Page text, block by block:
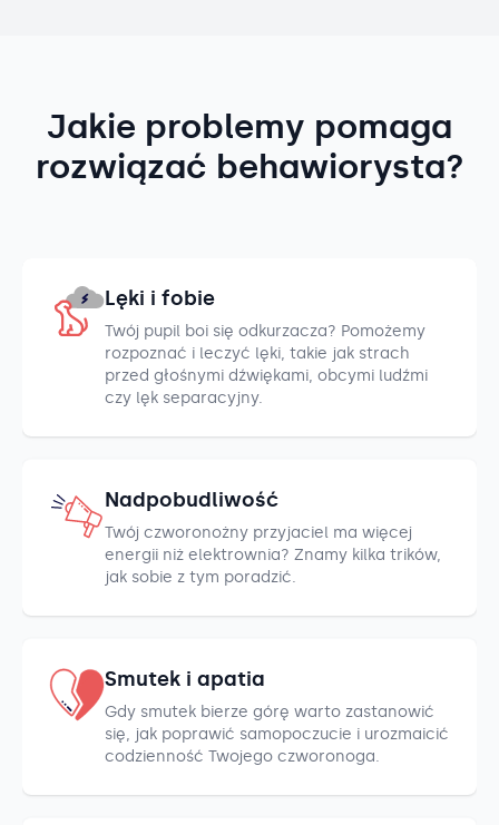
Jakie problemy pomaga
rozwiązać behawiorysta?
Lęki i fobie
Twój pupil boi się odkurzacza? Pomożemy
rozpoznać i leczyć lęki, takie jak strach
przed głośnymi dźwiękami, obcymi ludźmi
czy lęk separacyjny.
Nadpobudliwość
Twój czworonożny przyjaciel ma więcej
energii niż elektrownia? Znamy kilka trików,
jak sobie z tym poradzić.
Smutek i apatia
Gdy smutek bierze górę warto zastanowić
się, jak poprawić samopoczucie i urozmaicić
codzienność Twojego czworonoga.